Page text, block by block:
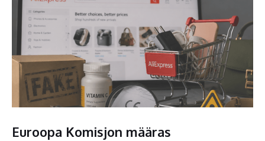
Euroopa Komisjon määras